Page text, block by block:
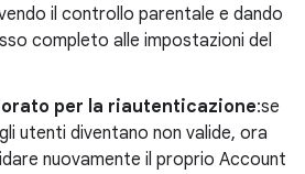
il controllo parentale e dando
completo alle impostazioni del
per la riautenticazione:se
utenti diventano non valide, ora
nuovamente il proprio Account